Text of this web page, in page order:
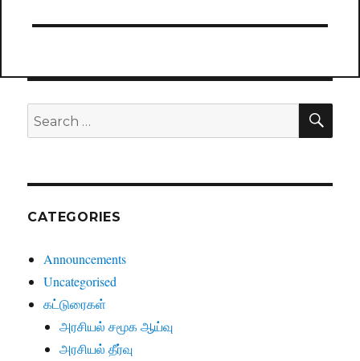
Search
for:
CATEGORIES
Announcements
Uncategorised
கட்டுரைகள்
அரசியல் சமூக ஆய்வு
அரசியல் தீர்வு